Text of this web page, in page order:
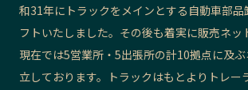
和31年にトラックをメインとする自動車部品
フトいたしました。その後も着実に販売ネッ
現在では5営業所・5出張所の計10拠点に及
立しております。トラックはもとよりトレー